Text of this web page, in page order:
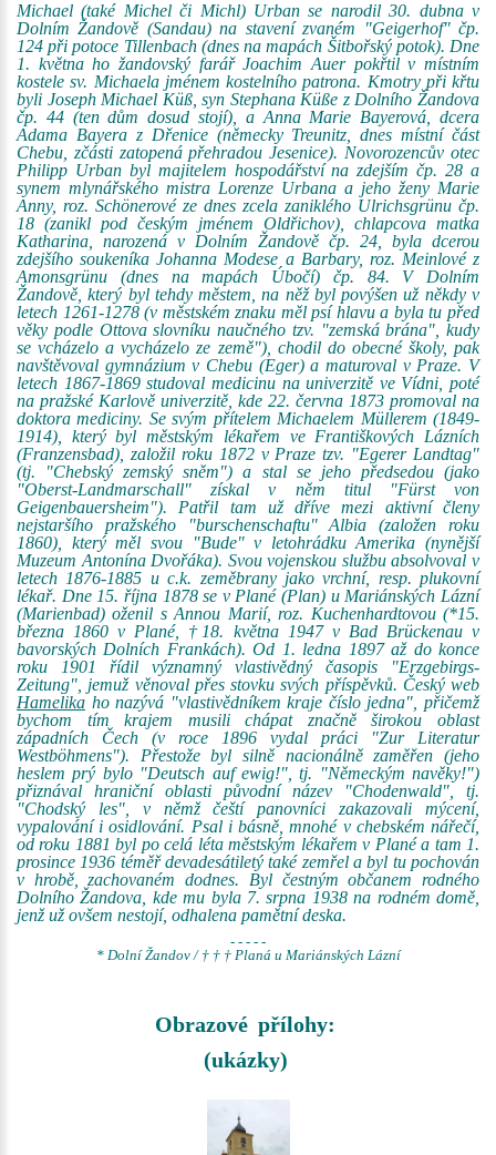
Michael (také Michel či Michl) Urban se narodil 30. dubna v
Dolním Žandově (Sandau) na stavení zvaném "Geigerhof" čp.
124 při potoce Tillenbach (dnes na mapách Šitbořský potok). Dne
1. května ho žandovský farář Joachim Auer pokřtil v místním
kostele sv. Michaela jménem kostelního patrona. Kmotry při křtu
byli Joseph Michael Küß, syn Stephana Küße z Dolního Žandova
čp. 44 (ten dům dosud stojí), a Anna Marie Bayerová, dcera
Adama Bayera z Dřenice (německy Treunitz, dnes místní část
Chebu, zčásti zatopená přehradou Jesenice). Novorozencův otec
Philipp Urban byl majitelem hospodářství na zdejším čp. 28 a
synem mlynářského mistra Lorenze Urbana a jeho ženy Marie
Anny, roz. Schönerové ze dnes zcela zaniklého Ulrichsgrünu čp.
18 (zanikl pod českým jménem Oldřichov), chlapcova matka
Katharina, narozená v Dolním Žandově čp. 24, byla dcerou
zdejšího soukeníka Johanna Modese a Barbary, roz. Meinlové z
Amonsgrünu (dnes na mapách Úbočí) čp. 84. V Dolním
Žandově, který byl tehdy městem, na něž byl povýšen už někdy v
letech 1261-1278 (v městském znaku měl psí hlavu a byla tu před
věky podle Ottova slovníku naučného tzv. "zemská brána", kudy
se vcházelo a vycházelo ze země"), chodil do obecné školy, pak
navštěvoval gymnázium v Chebu (Eger) a maturoval v Praze. V
letech 1867-1869 studoval medicinu na univerzitě ve Vídni, poté
na pražské Karlově univerzitě, kde 22. června 1873 promoval na
doktora mediciny. Se svým přítelem Michaelem Müllerem (1849-
1914), který byl městským lékařem ve Františkových Lázních
(Franzensbad), založil roku 1872 v Praze tzv. "Egerer Landtag"
(tj. "Chebský zemský sněm") a stal se jeho předsedou (jako
"Oberst-Landmarschall" získal v něm titul "Fürst von
Geigenbauersheim"). Patřil tam už dříve mezi aktivní členy
nejstaršího pražského "burschenschaftu" Albia (založen roku
1860), který měl svou "Bude" v letohrádku Amerika (nynější
Muzeum Antonína Dvořáka). Svou vojenskou službu absolvoval v
letech 1876-1885 u c.k. zeměbrany jako vrchní, resp. plukovní
lékař. Dne 15. října 1878 se v Plané (Plan) u Mariánských Lázní
(Marienbad) oženil s Annou Marií, roz. Kuchenhardtovou (*15.
března 1860 v Plané, †18. května 1947 v Bad Brückenau v
bavorských Dolních Frankách). Od 1. ledna 1897 až do konce
roku 1901 řídil významný vlastivědný časopis "Erzgebirgs-
Zeitung", jemuž věnoval přes stovku svých příspěvků. Český web
Hamelika ho nazývá "vlastivědníkem kraje číslo jedna", přičemž
bychom tím krajem musili chápat značně širokou oblast
západních Čech (v roce 1896 vydal práci "Zur Literatur
Westböhmens"). Přestože byl silně nacionálně zaměřen (jeho
heslem prý bylo "Deutsch auf ewig!", tj. "Německým navěky!")
přiznával hraniční oblasti původní název "Chodenwald", tj.
"Chodský les", v němž čeští panovníci zakazovali mýcení,
vypalování i osidlování. Psal i básně, mnohé v chebském nářečí,
od roku 1881 byl po celá léta městským lékařem v Plané a tam 1.
prosince 1936 téměř devadesátiletý také zemřel a byl tu pochován
v hrobě, zachovaném dodnes. Byl čestným občanem rodného
Dolního Žandova, kde mu byla 7. srpna 1938 na rodném domě,
jenž už ovšem nestojí, odhalena pamětní deska.
- - - - -
* Dolní Žandov / † † † Planá u Mariánských Lázní
Obrazové přílohy:
(ukázky)